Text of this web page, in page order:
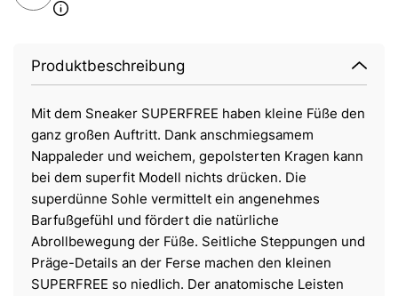
Produktbeschreibung
Mit dem Sneaker SUPERFREE haben kleine Füße den
ganz großen Auftritt. Dank anschmiegsamem
Nappaleder und weichem, gepolsterten Kragen kann
bei dem superfit Modell nichts drücken. Die
superdünne Sohle vermittelt ein angenehmes
Barfußgefühl und fördert die natürliche
Abrollbewegung der Füße. Seitliche Steppungen und
Präge-Details an der Ferse machen den kleinen
SUPERFREE so niedlich. Der anatomische Leisten